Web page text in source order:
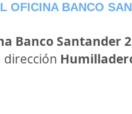
OFICINA BANCO
Banco Santander
dirección